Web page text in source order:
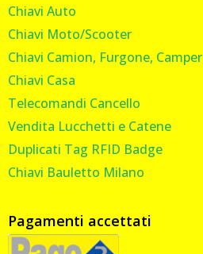
Chiavi Auto
Chiavi Moto/Scooter
Chiavi Camion, Furgone, Camper
Chiavi Casa
Telecomandi Cancello
Vendita Lucchetti e Catene
Duplicati Tag RFID Badge
Chiavi Bauletto Milano
Pagamenti accettati